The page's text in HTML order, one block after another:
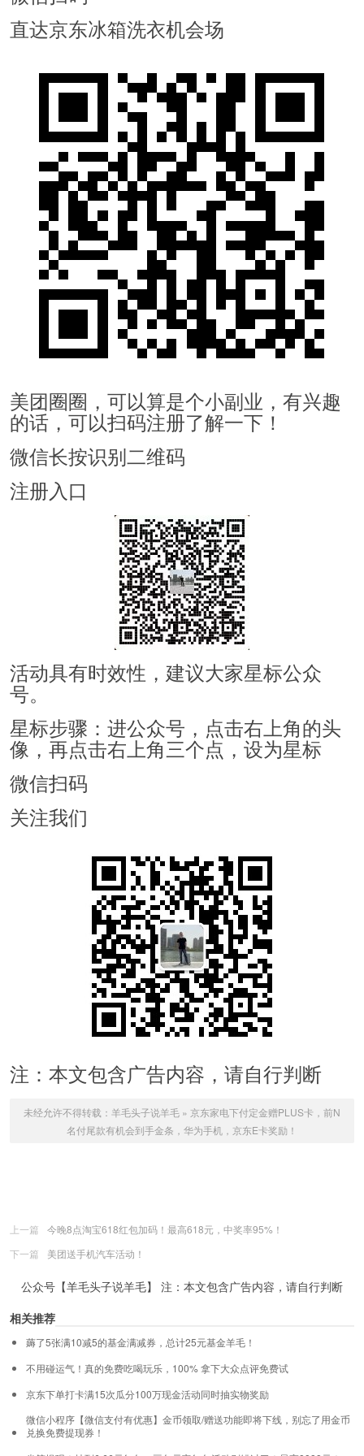
直达京东冰箱洗衣机会场
美团圈圈，可以算是个小副业，有兴趣
的话，可以扫码注册了解一下！
微信长按识别二维码
注册入口
活动具有时效性，建议大家星标公众
号。
星标步骤：进公众号，点击右上角的头
像，再点击右上角三个点，设为星标
微信扫码
关注我们
注：本文包含广告内容，请自行判断
未经允许不得转载： 羊毛头子说羊毛 » 京东家电下付定金赠PLUS卡，前N
名付尾款有机会到手金条，华为手机，京东E卡奖励！
上一篇
今晚8点淘宝618红包加码！最高618元，中奖率95%！
下一篇
美团送手机汽车活动！
公众号【羊毛头子说羊毛】 注：本文包含广告内容，请自行判断
相关推荐
薅了5张满10减5的基金满减券，总计25元基金羊毛！
不用碰运气！真的免费吃喝玩乐，100% 拿下大众点评免费试
京东下单打卡满15次瓜分100万现金活动同时抽实物奖励
微信小程序【微信支付有优惠】金币领取/赠送功能即将下线，别忘了用金币
兑换免费提现券！